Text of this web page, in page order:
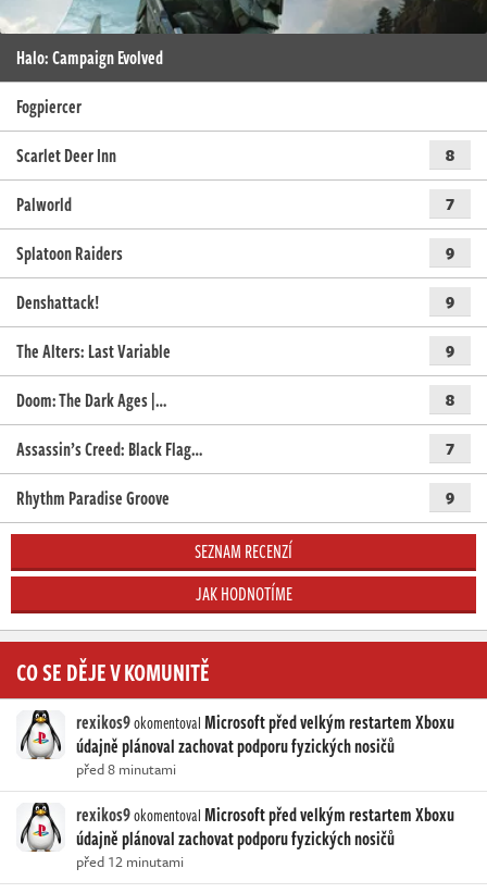
Halo: Campaign Evolved
Fogpiercer
Scarlet Deer Inn
8
Palworld 7
Splatoon Raiders 9
Denshattack! 9
The Alters: Last Variable 9
Doom: The Dark Ages |… 8
Assassin’s Creed: Black Flag… 7
Rhythm Paradise Groove 9
SEZNAM RECENZÍ
JAK HODNOTÍME
CO SE DĚJE V KOMUNITĚ
rexikos9okomentovalMicrosoft před velkým restartem Xboxu
údajně plánoval zachovat podporu fyzických nosičů
před 8 minutami
rexikos9okomentovalMicrosoft před velkým restartem Xboxu
údajně plánoval zachovat podporu fyzických nosičů
před 12 minutami